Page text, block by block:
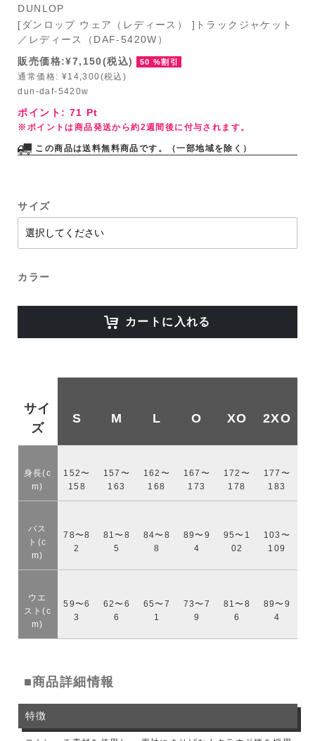
DUNLOP
[ダンロップ ウェア（レディース） ]トラックジャケット
／レディース（DAF-5420W）
販売価格:¥7,150(税込)
50 %割引
通常価格: ¥14,300(税込)
dun-daf-5420w
ポイント: 71 Pt
※ポイントは商品発送から約2週間後に付与されます。
この商品は送料無料商品です。（一部地域を除く）
サイズ
カラー
カートに入れる
サイ
ズ
S M L O XO 2XO
身長(c
m)
152〜
158
157〜
163
162〜
168
167〜
173
172〜
178
177〜
183
バス
ト(c
m)
78〜8
2
81〜8
5
84〜8
8
89〜9
4
95〜1
02
103〜
109
ウエ
スト(c
m)
59〜6
3
62〜6
6
65〜7
1
73〜7
9
81〜8
6
89〜9
4
■商品詳細情報
特徴